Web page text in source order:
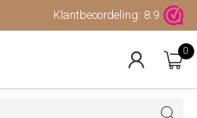
Hoge kwaliteit, uitstekende
Klantbeoordeling: 8.9
0